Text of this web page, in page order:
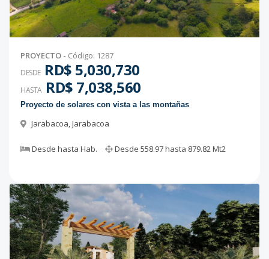
PROYECTO - Código: 1287
DESDE RD$ 5,030,730
HASTA RD$ 7,038,560
Proyecto de solares con vista a las montañas
Jarabacoa,Jarabacoa
Desde hasta Hab. Desde 558.97hasta 879.82Mt2